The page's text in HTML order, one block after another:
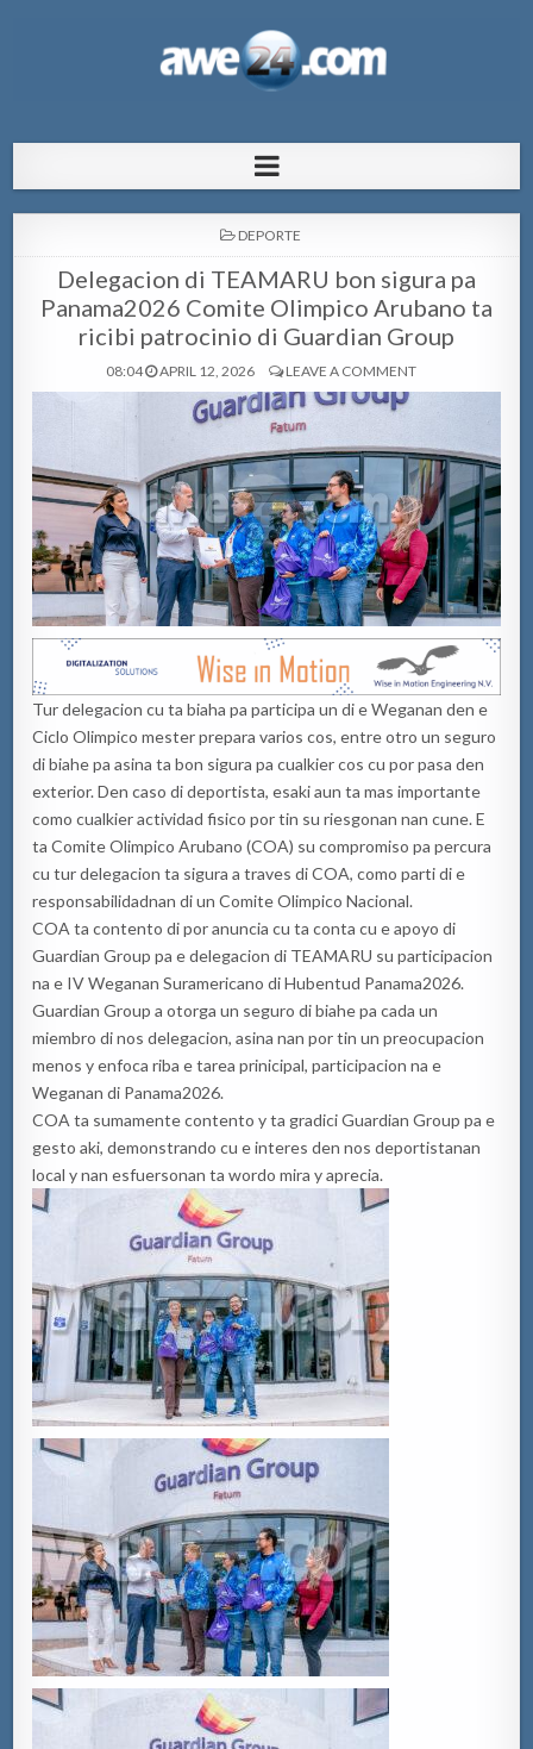
pa Aruba
POSTED
DEPORTE
Delegacion di TEAMARU bon sigura pa
Panama2026 Comite Olimpico Arubano ta
ricibi patrocinio di Guardian Group
08:04 APRIL 12, 2026 LEAVE A COMMENT
Tur delegacion cu ta biaha pa participa un di e Weganan den e
Ciclo Olimpico mester prepara varios cos, entre otro un seguro
di biahe pa asina ta bon sigura pa cualkier cos cu por pasa den
exterior. Den caso di deportista, esaki aun ta mas importante
como cualkier actividad fisico por tin su riesgonan nan cune. E
ta Comite Olimpico Arubano (COA) su compromiso pa percura
cu tur delegacion ta sigura a traves di COA, como parti di e
responsabilidadnan di un Comite Olimpico Nacional.
COA ta contento di por anuncia cu ta conta cu e apoyo di
Guardian Group pa e delegacion di TEAMARU su participacion
na e IV Weganan Suramericano di Hubentud Panama2026.
Guardian Group a otorga un seguro di biahe pa cada un
miembro di nos delegacion, asina nan por tin un preocupacion
menos y enfoca riba e tarea prinicipal, participacion na e
Weganan di Panama2026.
COA ta sumamente contento y ta gradici Guardian Group pa e
gesto aki, demonstrando cu e interes den nos deportistanan
local y nan esfuersonan ta wordo mira y aprecia.